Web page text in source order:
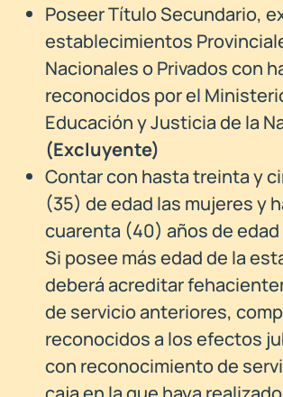
Poseer Título Secundario,
establecimientos
Nacionales o Privados con
reconocidos por el
Educación y Justicia de la
(Excluyente)
Contar con hasta treinta y
(35) de edad las mujeres y
cuarenta (40) años de
Si posee más edad de la
deberá acreditar
de servicio anteriores,
reconocidos a los efectos
con reconocimiento de